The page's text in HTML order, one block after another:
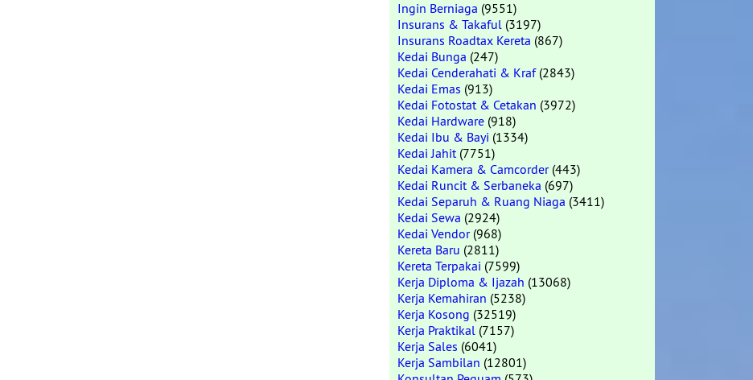
Ingin Berniaga (9551)
Insurans & Takaful (3197)
Insurans Roadtax Kereta (867)
Kedai Bunga (247)
Kedai Cenderahati & Kraf(2843)
Kedai Emas (913)
Kedai Fotostat & Cetakan (3972)
Kedai Hardware (918)
Kedai Ibu & Bayi (1334)
Kedai Jahit(7751)
Kedai Kamera & Camcorder(443)
Kedai Runcit & Serbaneka (697)
Kedai Separuh & Ruang Niaga (3411)
Kedai Sewa (2924)
Kedai Vendor(968)
Kereta Baru (2811)
Kereta Terpakai (7599)
Kerja Diploma & Ijazah (13068)
Kerja Kemahiran (5238)
Kerja Kosong (32519)
Kerja Praktikal (7157)
Kerja Sales (6041)
Kerja Sambilan (12801)